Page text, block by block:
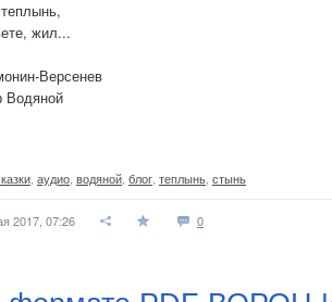
жил...
Версенев
Водяной
аудио водяной блог теплынь стынь
2017, 07:26 0